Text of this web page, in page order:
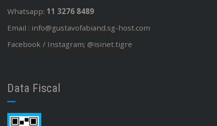
Whatsapp: 11 3276 8489
Email : info@gustavofabiand.sg-host.com
Facebook / Instagram; @isinet.tigre
Data Fiscal